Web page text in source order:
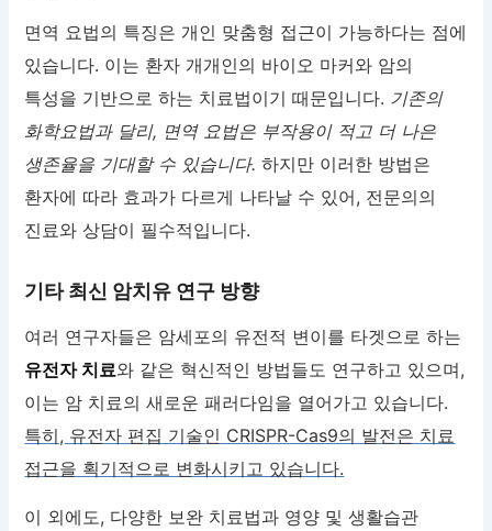
면역 요법의 특징은 개인 맞춤형 접근이 가능하다는 점에
있습니다. 이는 환자 개개인의 바이오 마커와 암의
특성을 기반으로 하는 치료법이기 때문입니다. 기존의
화학요법과 달리, 면역 요법은 부작용이 적고 더 나은
생존율을 기대할 수 있습니다. 하지만 이러한 방법은
환자에 따라 효과가 다르게 나타날 수 있어, 전문의의
진료와 상담이 필수적입니다.
기타 최신 암치유 연구 방향
여러 연구자들은 암세포의 유전적 변이를 타겟으로 하는
유전자 치료와 같은 혁신적인 방법들도 연구하고 있으며,
이는 암 치료의 새로운 패러다임을 열어가고 있습니다.
특히, 유전자 편집 기술인 CRISPR-Cas9의 발전은 치료
접근을 획기적으로 변화시키고 있습니다.
이 외에도, 다양한 보완 치료법과 영양 및 생활습관